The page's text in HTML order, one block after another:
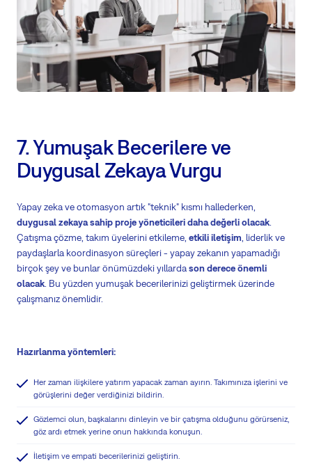
7. Yumuşak Becerilere ve
Duygusal Zekaya Vurgu
Yapay zeka ve otomasyon artık "teknik" kısmı hallederken,
duygusal zekaya sahip proje yöneticileri daha değerli olacak
Çatışma çözme, takım üyelerini etkileme, etkili iletişim , liderlik ve
paydaşlarla koordinasyon süreçleri - yapay zekanın yapamadığı
birçok şey ve bunlar önümüzdeki yıllardason derece önemli
olacak . Bu yüzden yumuşak becerilerinizi geliştirmek üzerinde
çalışmanız önemlidir.
Hazırlanma yöntemleri:
Her zaman ilişkilere yatırım yapacak zaman ayırın. Takımınıza işlerini ve
görüşlerini değer verdiğinizi bildirin.
Gözlemci olun, başkalarını dinleyin ve bir çatışma olduğunu görürseniz,
göz ardı etmek yerine onun hakkında konuşun.
İletişim ve empati becerilerinizi geliştirin.